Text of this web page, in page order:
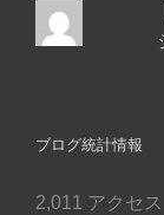
ブログ統計情報
2,011 アクセス